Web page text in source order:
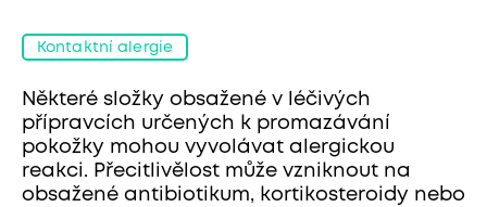
Kontaktní alergie
Některé složky obsažené v léčivých
přípravcích určených k promazávání
pokožky mohou vyvolávat alergickou
reakci. Přecitlivělost může vzniknout na
obsažené antibiotikum, kortikosteroidy nebo